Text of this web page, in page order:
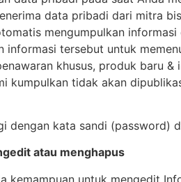
data pribadi dari mitra
mengumpulkan
informasi tersebut untuk
khusus, produk baru &
kumpulkan tidak akan
dengan kata sandi (password)
atau menghapus
kemampuan untuk mengedit